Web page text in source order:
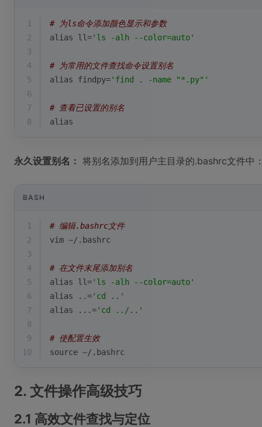
1
# 为ls命令添加颜色显示和参数
2
alias ll='ls -alh --color=auto'
3
4
# 为常用的文件查找命令设置别名
5
alias findpy='find . -name "*.py"'
6
7
# 查看已设置的别名
8
alias
永久设置别名： 将别名添加到用户主目录的.bashrc文件中
BASH
1
# 编辑.bashrc文件
2
vim ~/.bashrc
3
4
# 在文件末尾添加别名
5
alias ll='ls -alh --color=auto'
6
alias ..='cd ..'
7
alias ...='cd ../..'
8
9
# 使配置生效
10
source ~/.bashrc
2. 文件操作高级技巧
2.1 高效文件查找与定位